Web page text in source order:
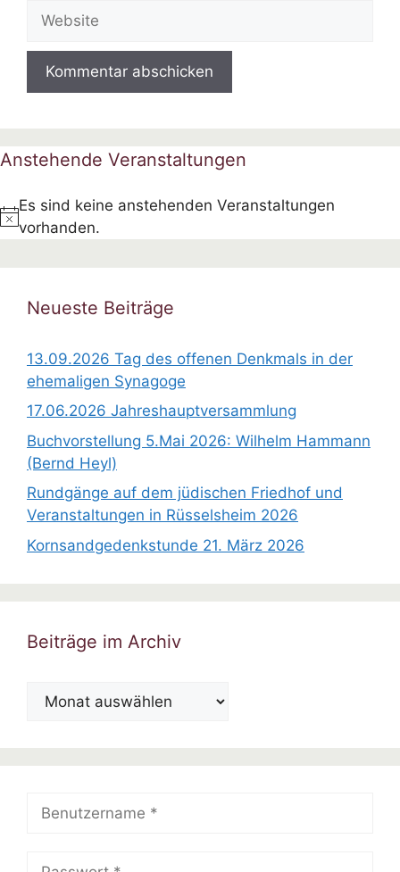
Anstehende Veranstaltungen
H
n
Es sind keine anstehenden Veranstaltungen
vorhanden.
Neueste Beiträge
13.09.2026 Tag des offenen Denkmals in der
ehemaligen Synagoge
17.06.2026 Jahreshauptversammlung
Buchvorstellung 5.Mai 2026: Wilhelm Hammann
(Bernd Heyl)
Rundgänge auf dem jüdischen Friedhof und
Veranstaltungen in Rüsselsheim 2026
Kornsandgedenkstunde 21. März 2026
Beiträge im Archiv
Beiträge